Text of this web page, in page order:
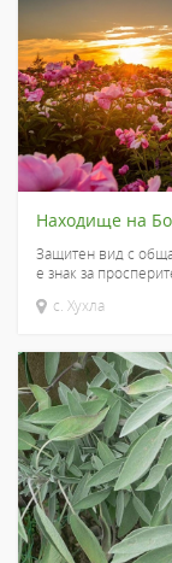
Находище на
Защитен вид с
е знак за
с. Хухла